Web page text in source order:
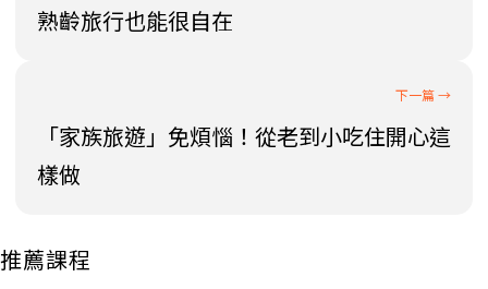
熟齡旅行也能很自在
「家族旅遊」免煩惱！從老到小吃住開心這
樣做
推薦課程